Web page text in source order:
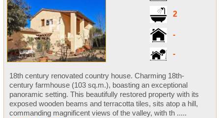
2
-
-
18th century renovated country house. Charming 18th-
century farmhouse (103 sq.m.), boasting an exceptional
panoramic setting. This beautifully restored property with its
exposed wooden beams and terracotta tiles, sits atop a hill,
commanding magnificent views of the valley, with th .....